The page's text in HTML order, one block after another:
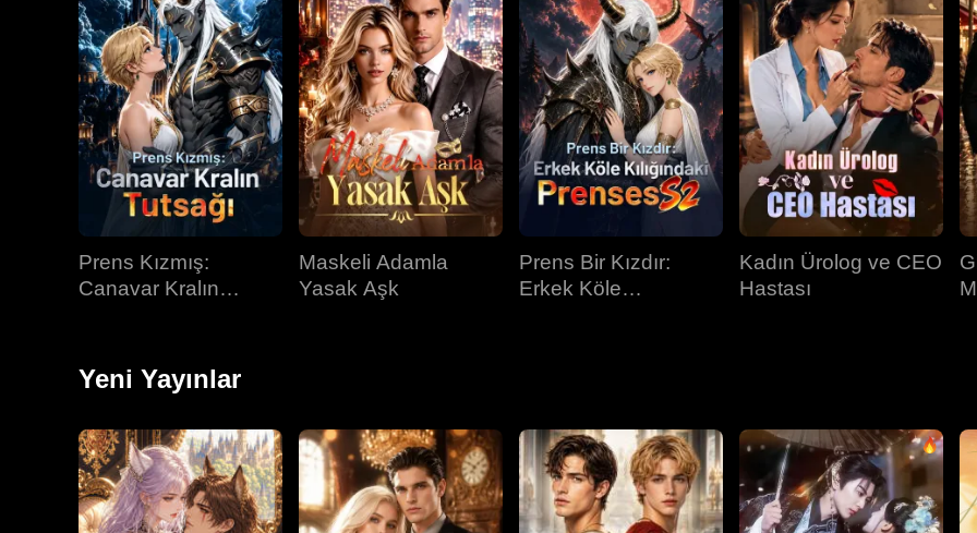
Prens Kızmış:
Canavar Kralın
Maskeli Adamla
Yasak Aşk
Prens Bir Kızdır:
Erkek Köle
Kadın Ürolog ve CEO
Hastası
Yeni Yayınlar